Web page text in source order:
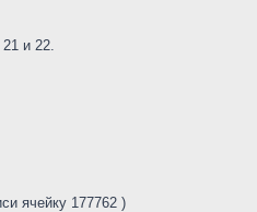
и 22.
ячейку 177762 )